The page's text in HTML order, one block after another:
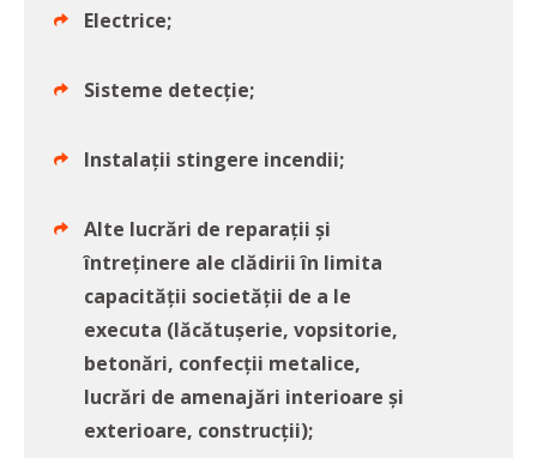
Electrice;
Sisteme detecție;
Instalații stingere incendii;
Alte lucrări de reparații și
întreținere ale clădirii în limita
capacității societății de a le
executa (lăcătușerie, vopsitorie,
betonări, confecții metalice,
lucrări de amenajări interioare și
exterioare, construcții);